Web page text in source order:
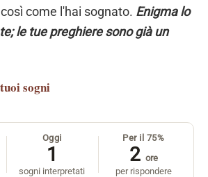
come l'hai sognato. Enigma lo
le tue preghiere sono già un
sogni
Oggi
1
sogni interpretati
Per il 75%
2 ore
per rispondere